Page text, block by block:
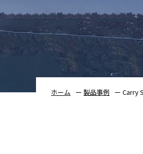
ホーム 製品事例 Carry